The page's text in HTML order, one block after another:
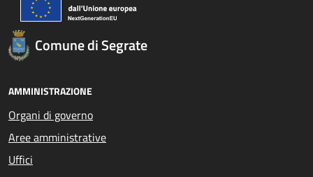
Comune di Segrate
AMMINISTRAZIONE
Organi di governo
Aree amministrative
Uffici